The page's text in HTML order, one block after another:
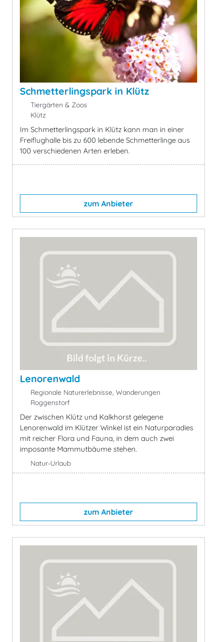
Schmetterlingspark in Klütz
Tiergärten & Zoos
Klütz
Im Schmetterlingspark in Klütz kann man in einer
Freiflughalle bis zu 600 lebende Schmetterlinge aus
100 verschiedenen Arten erleben.
zum Anbieter
Lenorenwald
Regionale Naturerlebnisse, Wanderungen
Roggenstorf
Der zwischen Klütz und Kalkhorst gelegene
Lenorenwald im Klützer Winkel ist ein Naturparadies
mit reicher Flora und Fauna, in dem auch zwei
imposante Mammutbäume stehen.
Natur-Urlaub
zum Anbieter